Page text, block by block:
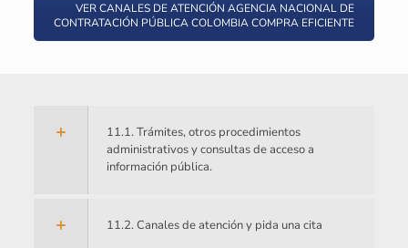
VER CANALES DE ATENCIÓN AGENCIA NACIONAL DE
CONTRATACIÓN PÚBLICA COLOMBIA COMPRA EFICIENTE
11.1. Trámites, otros procedimientos
administrativos y consultas de acceso a
información pública.
11.2. Canales de atención y pida una cita